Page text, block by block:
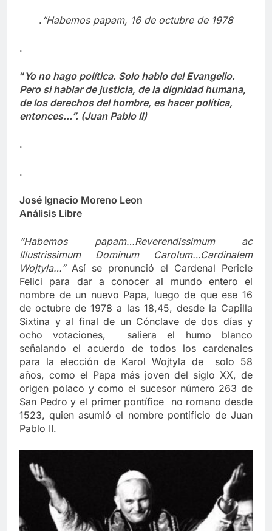
. “Habemos papam, 16 de octubre de 1978
.
“Yo no hago política. Solo hablo del Evangelio.
Pero si hablar de justicia, de la dignidad humana,
de los derechos del hombre, es hacer política,
entonces…”. (Juan Pablo II)
.
.
José Ignacio Moreno Leon
Análisis Libre
“Habemos papam…Reverendissimum ac
Illustrissimum Dominum Carolum…Cardinalem
Wojtyla…” Así se pronunció el Cardenal Pericle
Felici para dar a conocer al mundo entero el
nombre de un nuevo Papa, luego de que ese 16
de octubre de 1978 a las 18,45, desde la Capilla
Sixtina y al final de un Cónclave de dos días y
ocho votaciones, saliera el humo blanco
señalando el acuerdo de todos los cardenales
para la elección de Karol Wojtyla de solo 58
años, como el Papa más joven del siglo XX, de
origen polaco y como el sucesor número 263 de
San Pedro y el primer pontífice no romano desde
1523, quien asumió el nombre pontificio de Juan
Pablo II.